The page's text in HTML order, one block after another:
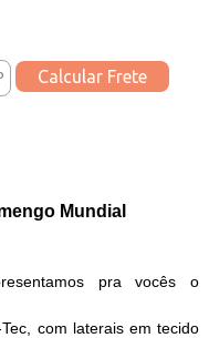
Mundial
pra vocês o
com laterais em tecido